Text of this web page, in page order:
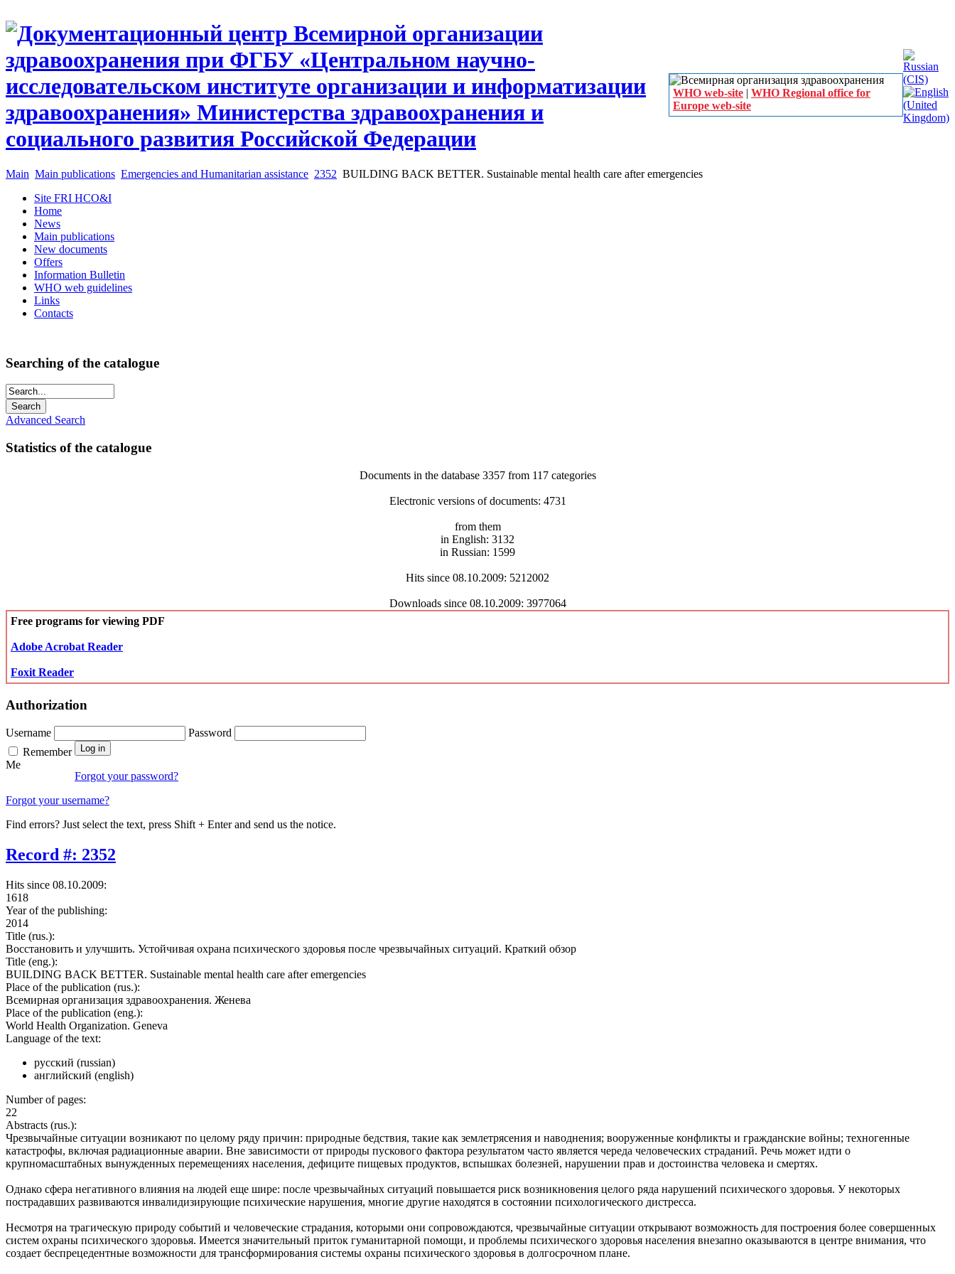
WHO web-site | WHO Regional office for
Europe web-site
Main Main publications Emergencies and Humanitarian assistance 2352 BUILDING BACK BETTER. Sustainable mental health care after emergencies
Site FRI HCO&I
Home
News
Main publications
New documents
Offers
Information Bulletin
WHO web guidelines
Links
Contacts
Searching of the catalogue
Advanced Search
Statistics of the catalogue
Documents in the database 3357 from 117 categories
Electronic versions of documents: 4731
from them
in English: 3132
in Russian: 1599
Hits since 08.10.2009: 5212002
Downloads since 08.10.2009: 3977064
Free programs for viewing PDF
Adobe Acrobat Reader
Foxit Reader
Authorization
Username
Password
Remember
Me
Forgot your password?
Forgot your username?
Find errors? Just select the text, press Shift + Enter and send us the notice.
Record #: 2352
Hits since 08.10.2009:
1618
Year of the publishing:
2014
Title (rus.):
Восстановить и улучшить. Устойчивая охрана психического здоровья после чрезвычайных ситуаций. Краткий обзор
Title (eng.):
BUILDING BACK BETTER. Sustainable mental health care after emergencies
Place of the publication (rus.):
Всемирная организация здравоохранения. Женева
Place of the publication (eng.):
World Health Organization. Geneva
Language of the text:
русский (russian)
английский (english)
Number of pages:
22
Abstracts (rus.):
Чрезвычайные ситуации возникают по целому ряду причин: природные бедствия, такие как землетрясения и наводнения; вооруженные конфликты и гражданские войны; техногенные
катастрофы, включая радиационные аварии. Вне зависимости от природы пускового фактора результатом часто является череда человеческих страданий. Речь может идти о
крупномасштабных вынужденных перемещениях населения, дефиците пищевых продуктов, вспышках болезней, нарушении прав и достоинства человека и смертях.
Однако сфера негативного влияния на людей еще шире: после чрезвычайных ситуаций повышается риск возникновения целого ряда нарушений психического здоровья. У некоторых
пострадавших развиваются инвалидизирующие психические нарушения, многие другие находятся в состоянии психологического дистресса.
Несмотря на трагическую природу событий и человеческие страдания, которыми они сопровождаются, чрезвычайные ситуации открывают возможность для построения более совершенных
систем охраны психического здоровья. Имеется значительный приток гуманитарной помощи, и проблемы психического здоровья населения внезапно оказываются в центре внимания, что
создает беспрецедентные возможности для трансформирования системы охраны психического здоровья в долгосрочном плане.